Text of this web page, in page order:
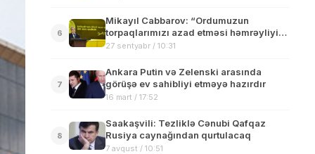
6
Mikayıl Cabbarov: “Ordumuzun
torpaqlarımızı azad etməsi həmrəyliyin
təntənəsidir”
27 sentyabr / 10:31
7
Ankara Putin və Zelenski arasında
görüşə ev sahibliyi etməyə hazırdır
16 mart / 17:52
8
Saakaşvili: Tezliklə Cənubi Qafqaz
Rusiya caynağından qurtulacaq
7 avqust / 10:51